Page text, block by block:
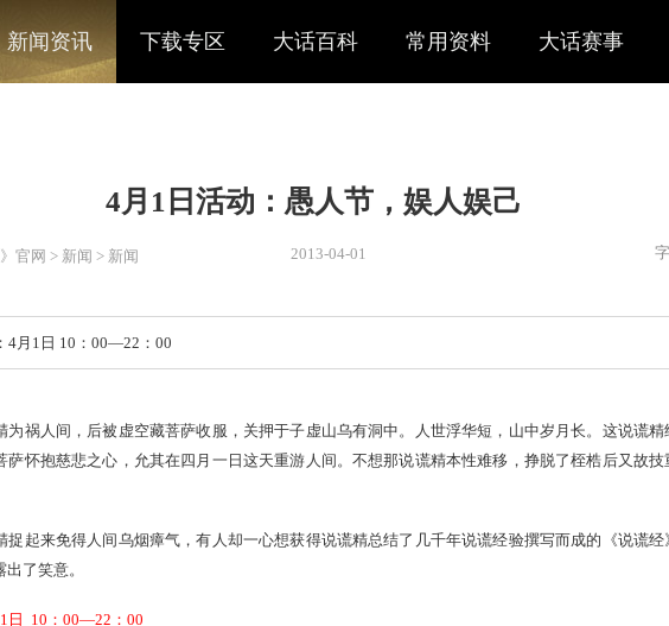
新闻资讯 下载专区 大话百科 常用资料 大话赛事
4月1日活动：愚人节，娱人
谎精为祸人间，后被虚空藏菩萨收服，关押于子虚山乌有洞中。人世浮华短
渐进。菩萨怀抱慈悲之心，允其在四月一日这天重游人间。不想那说谎精本性